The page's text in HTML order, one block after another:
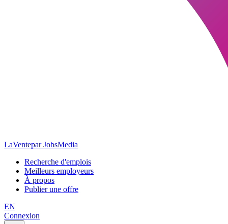
LaVentepar JobsMedia
Recherche d'emplois
Meilleurs employeurs
À propos
Publier une offre
EN
Connexion